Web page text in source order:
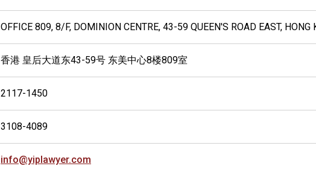
OFFICE 809, 8/F, DOMINION CENTRE, 43-59 QUEEN'S ROAD EAST, HONG
香港 皇后大道东43-59号 东美中心8楼809室
2117-1450
3108-4089
info@yiplawyer.com